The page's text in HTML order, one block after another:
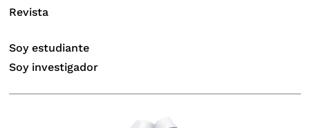
Revista
Soy estudiante
Soy investigador